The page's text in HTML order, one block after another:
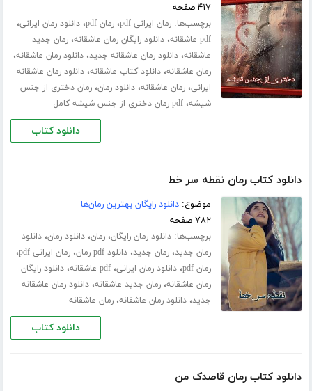
۴۱۷ صفحه
برچسب‌ها:رمان ایرانی pdf ،رمان pdf ،دانلود رمان ایرانی،
pdf عاشقانه ،دانلود رایگان رمان عاشقانه،رمان جدید
عاشقانه،دانلود رمان عاشقانه جدید،دانلود رمان عاشقانه،
رمان عاشقانه،دانلود کتاب عاشقانه،دانلود رمان عاشقانه
ایرانی،رمان عاشقانه،دانلود رمان،رمان دختری از جنس
شیشه،pdf رمان دختری از جنس شیشه کامل
دانلود کتاب
دانلود کتاب رمان نقطه سر خط
موضوع:دانلود رایگان بهترین رمان‌ها
۷۸۲ صفحه
برچسب‌ها:دانلود رمان رایگان،رمان،دانلود رمان،دانلود
رمان جدید،رمان جدید،دانلود pdf رمان ،رمان ایرانی pdf ،
رمان pdf ،دانلود رمان ایرانی،pdf عاشقانه ،دانلود رایگان
رمان عاشقانه،رمان جدید عاشقانه،دانلود رمان عاشقانه
جدید،دانلود رمان عاشقانه،رمان عاشقانه
دانلود کتاب
دانلود کتاب رمان قاصدک من